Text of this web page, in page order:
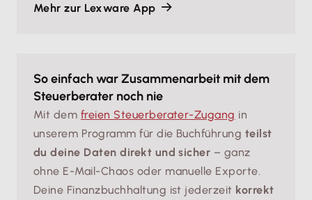
Mehr zur Lexware App
So einfach war Zusammenarbeit mit dem
Steuerberater noch nie
Mit dem freien Steuerberater-Zugang in
unserem Programm für die Buchführung teilst
du deine Daten direkt und sicher – ganz
ohne E-Mail-Chaos oder manuelle Exporte.
Deine Finanzbuchhaltung ist jederzeit korrekt